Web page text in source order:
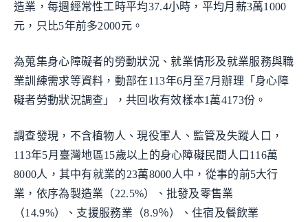
造業，每週經常性工時平均37.4小時，平均月薪3萬1000
元，只比5年前多2000元。
為蒐集身心障礙者的勞動狀況、就業情形及就業服務與職
業訓練需求等資料，動部在113年6月至7月辦理「身心障
礙者勞動狀況調查」，共回收有效樣本1萬4173份。
調查發現，不含植物人、現役軍人、監管及失蹤人口，
113年5月臺灣地區15歲以上的身心障礙民間人口116萬
8000人，其中有就業的23萬8000人中，從事的前5大行
業，依序為製造業（22.5%）、批發及零售業
（14.9%）、支援服務業（8.9％）、住宿及餐飲業